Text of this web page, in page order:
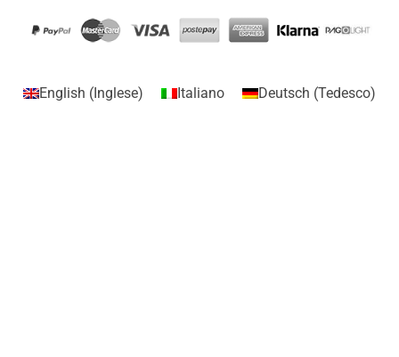
English ( Inglese) Italiano Deutsch (Tedesco)